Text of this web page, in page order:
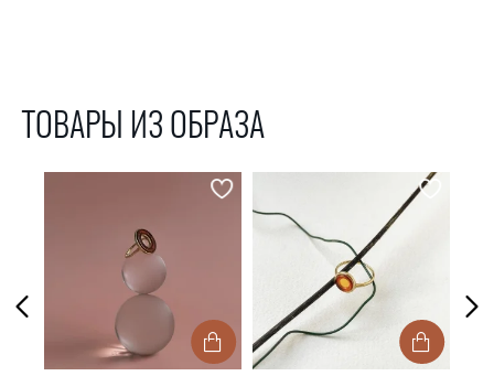
ТОВАРЫ ИЗ ОБРАЗА